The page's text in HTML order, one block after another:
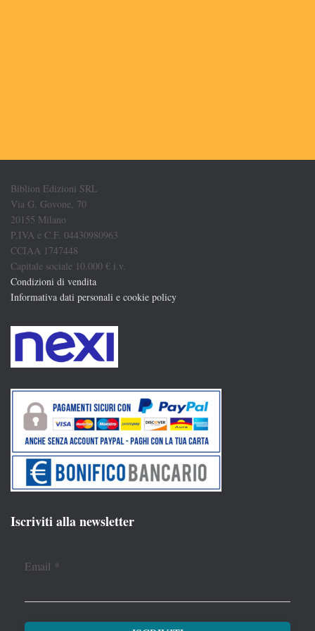
Biblion Edizioni SRL
Via G. Govone, 70
20155 Milano
P.IVA e C.F. 04430980963
CCIAA 1747448
Capitale sociale 10.000 € i.v.
Condizioni di vendita
Informativa dati personali e cookie policy
Iscriviti alla newsletter
Email *